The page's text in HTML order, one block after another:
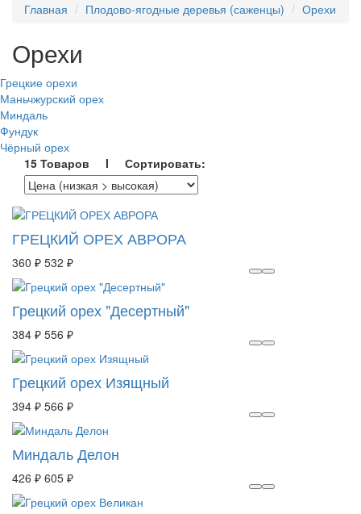
Главная Плодово-ягодные деревья (саженцы) Орехи
Орехи
Грецкие орехи
Маньчжурский орех
Миндаль
Фундук
Чёрный орех
15 Товаров I Сортировать:
ГРЕЦКИЙ ОРЕХ АВРОРА
360 ₽ 532 ₽
Грецкий орех "Десертный"
384 ₽ 556 ₽
Грецкий орех Изящный
394 ₽ 566 ₽
Миндаль Делон
426 ₽ 605 ₽